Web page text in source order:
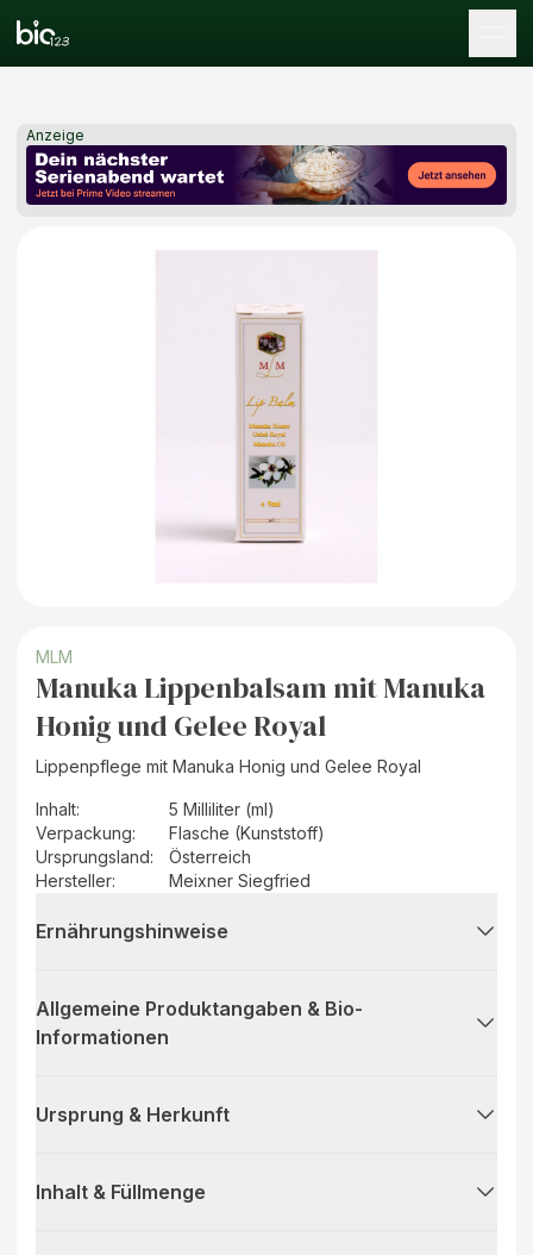
Anzeige
MLM
Manuka Lippenbalsam mit Manuka
Honig und Gelee Royal
Lippenpflege mit Manuka Honig und Gelee Royal
Inhalt:
5 Milliliter (ml)
Verpackung:
Flasche (Kunststoff)
Ursprungsland:
Österreich
Hersteller: Meixner Siegfried
Ernährungshinweise
Allgemeine Produktangaben & Bio-
Informationen
Ursprung & Herkunft
Inhalt & Füllmenge